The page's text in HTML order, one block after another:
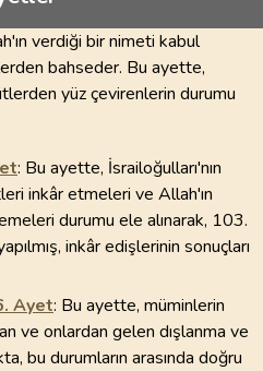
verdiği bir nimeti kabul
bahseder. Bu ayette,
yüz çevirenlerin durumu
: Bu ayette, İsrailoğulları'nın
inkâr etmeleri ve Allah'ın
durumu ele alınarak, 103.
inkâr edişlerinin sonuçları
. Ayet: Bu ayette, müminlerin
ve onlardan gelen dışlanma ve
bu durumların arasında doğru